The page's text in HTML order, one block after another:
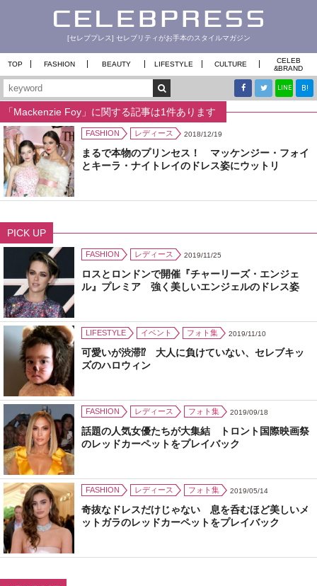
[セレブプレス] セレブリティがお手本のスタイルマガジン
TOP FASHION BEAUTY LIFESTYLE CULTURE
CELEB
&BRAND
LINE B!
「Mackenzie Foy」に関する記事は1件あります
FASHION レディース 2018/12/19
まるで本物のプリンセス！ マッケンジー・フォイ
とキーラ・ナイトレイのドレス姿にウットリ
PICK UP
FASHION レディース 2019/11/25
ロスとロンドンで開催『チャーリーズ・エンジェ
ル』プレミア 強く美しいエンジェルのドレス姿
LIFESTYLE イベント フォト集 2019/11/10
可愛いが渋滞⁉ 大人に負けていない、セレブキッ
ズのハロウィン
FASHION レディース フォト集 2019/09/18
話題の人気女優たちが大集結 トロント国際映画祭
のレッドカーペットをプレイバック
FASHION レディース フォト集 2019/05/14
奇抜なドレスだけじゃない 息を呑むほど美しいメ
ットガラのレッドカーペットをプレイバック